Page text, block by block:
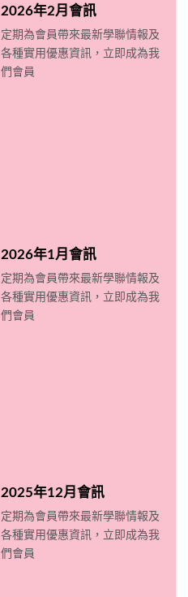
2026年2月會訊
定期為會員帶來最新學聯情報及
各種實用優惠資訊，立即成為我
們會員
2026年1月會訊
定期為會員帶來最新學聯情報及
各種實用優惠資訊，立即成為我
們會員
2025年12月會訊
定期為會員帶來最新學聯情報及
各種實用優惠資訊，立即成為我
們會員